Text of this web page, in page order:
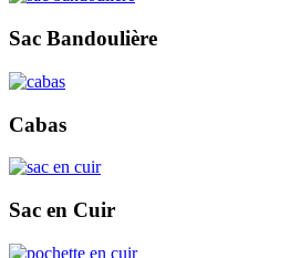
Sac Bandoulière
Cabas
Sac en Cuir